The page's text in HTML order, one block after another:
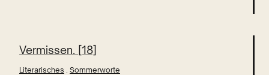
Vermissen. [18]
Literarisches Sommerworte